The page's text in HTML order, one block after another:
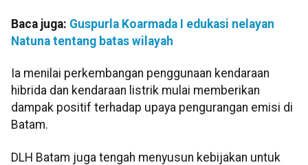
Baca juga: Guspurla Koarmada I edukasi nelayan
Natuna tentang batas wilayah
Ia menilai perkembangan penggunaan kendaraan
hibrida dan kendaraan listrik mulai memberikan
dampak positif terhadap upaya pengurangan emisi di
Batam.
DLH Batam juga tengah menyusun kebijakan untuk